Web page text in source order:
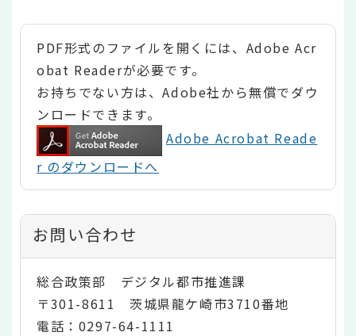
PDF形式のファイルを開くには、Adobe Acr
obat Readerが必要です。
お持ちでない方は、Adobe社から無償でダウ
ンロードできます。
Adobe Acrobat Reade
r のダウンロードへ
お問い合わせ
総合政策部 デジタル都市推進課
〒301-8611 茨城県龍ケ崎市3710番地
電話：0297-64-1111